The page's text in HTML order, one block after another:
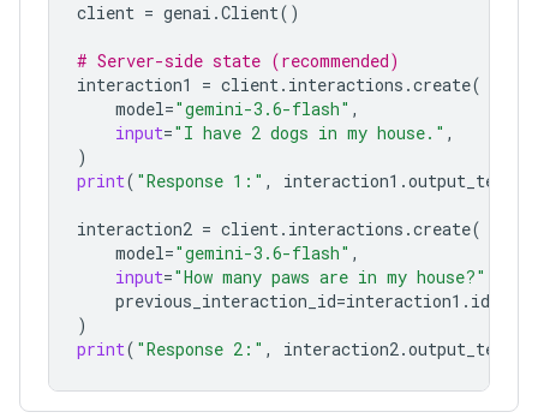
client = genai .Client()
# Server-side state (recommended)
interaction1
= client. interactions .create(
model="gemini-3.6-flash" ,
input="I have 2 dogs in my house." ,
)
print( "Response 1:" , interaction1 .output_text
interaction2 = client. interactions .create(
model="gemini-3.6-flash" ,
input="How many paws are in my house?"
previous_interaction_id=interaction1 . id
)
print( "Response 2:" , interaction2.output_text